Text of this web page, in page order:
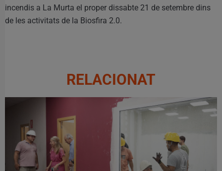
incendis a La Murta el proper dissabte 21 de setembre dins
de les activitats de la Biosfira 2.0.
RELACIONAT